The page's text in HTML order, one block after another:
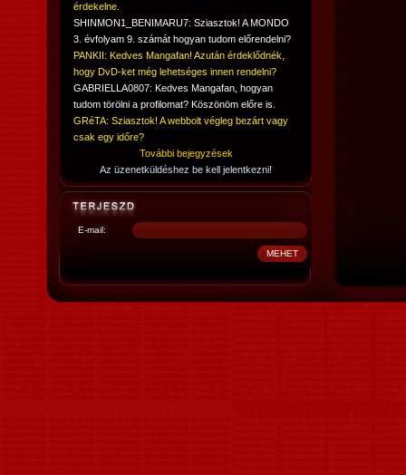
érdekelne.
SHINMON1_BENIMARU7: Sziasztok! A MONDO
3. évfolyam 9. számát hogyan tudom előrendelni?
PANKII: Kedves Mangafan! Azután érdeklődnék,
hogy DvD-ket még lehetséges innen rendelni?
GABRIELLA0807: Kedves Mangafan, hogyan
tudom törölni a profilomat? Köszönöm előre is.
GRéTA: Sziasztok! A webbolt végleg bezárt vagy
csak egy időre?
További bejegyzések
Az üzenetküldéshez be kell jelentkezni!
E-mail: